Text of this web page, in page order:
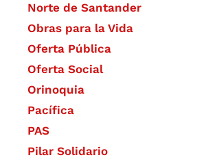
Norte de Santander
Obras para la Vida
Oferta Pública
Oferta Social​​
Orinoquia
Pacífica
PAS
Pilar Solidario